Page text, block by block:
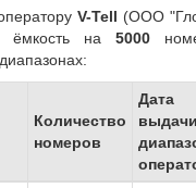
V-Tell (ООО
ёмкость на5000
Количество
номеров
Дата